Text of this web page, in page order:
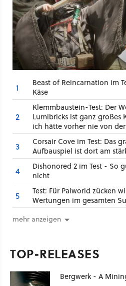
1
Beast of Reincarnation im
Käse
2
Klemmbaustein-Test: Der
Lumibricks ist ganz großes
ich hätte vorher nie von
3
Corsair Cove im Test: Das
Aufbauspiel ist dort am
4
Dishonored 2 im Test - So
nicht
5
Test: Für Palworld zücken
Wertungen im gesamten
mehr anzeigen
TOP-RELEASES
Bergwerk - A